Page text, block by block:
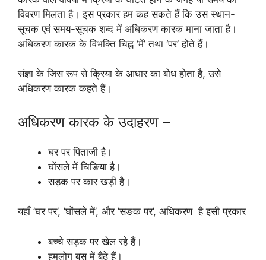
विवरण मिलता है। इस प्रकार हम कह सकते हैं कि उस स्थान-
सूचक एवं समय-सूचक शब्द में अधिकरण कारक माना जाता है।
अधिकरण कारक के विभक्ति चिह्न ‘में’ तथा ‘पर’ होते हैं।
संज्ञा के जिस रूप से क्रिया के आधार का बोध होता है, उसे
अधिकरण कारक कहते हैं।
अधिकरण कारक के उदाहरण –
घर पर पिताजी है।
घोंसले में चिङिया है।
सड़क पर कार खड़ी है।
यहाँ ’घर पर’, ’घोंसले में’, और ’सङक पर’, अधिकरण है इसी प्रकार
बच्चे सड़क पर खेल रहे हैं।
हमलोग बस में बैठे हैं।